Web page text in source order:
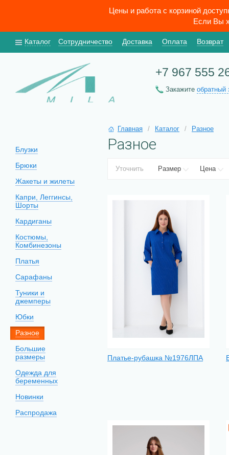
Цены и работа с корзиной
Если Вы
Каталог Сотрудничество Доставка Оплата Возврат
+7 967 555
Закажите обратный
Блузки
Брюки
Жакеты и жилеты
Капри, Леггинсы,
Шорты
Кардиганы
Костюмы,
Комбинезоны
Платья
Сарафаны
Туники и
джемперы
Юбки
Разное
Большие
размеры
Одежда для
беременных
Новинки
Распродажа
Главная / Каталог / Разное
Разное
Уточнить Размер Цена
Платье-рубашка №1976ЛПА